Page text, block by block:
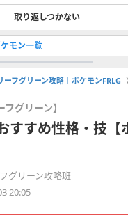
取り返しつかない
モン一覧
ーフグリーン攻略｜ポケモンFRLG
グリーン】
すすめ性格・技【
グリーン攻略班
20:05